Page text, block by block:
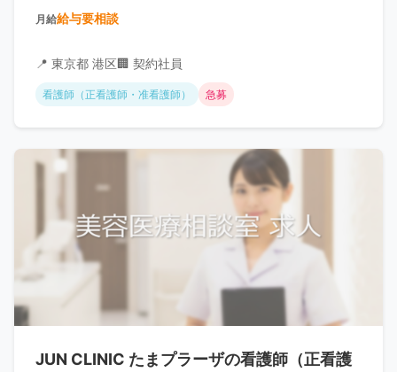
月給給与要相談
📍 東京都 港区🏢 契約社員
看護師（正看護師・准看護師） 急募
JUN CLINIC たまプラーザの看護師（正看護